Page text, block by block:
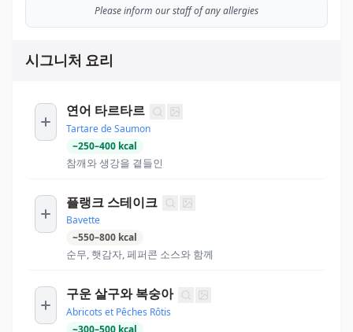
Please inform our staff of any allergies
시그니처 요리
연어 타르타르
Tartare de Saumon
~250–400 kcal
참깨와 생강을 곁들인
플랭크 스테이크
Bavette
~550–800 kcal
순무, 햇감자, 페퍼콘 소스와 함께
구운 살구와 복숭아
Abricots et Pêches Rôtis
~300–500 kcal